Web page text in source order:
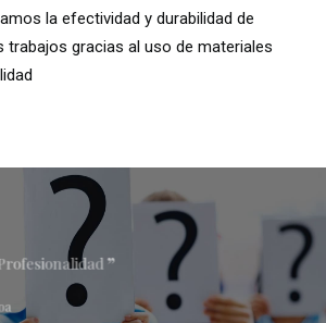
la efectividad y durabilidad de
trabajos gracias al uso de materiales
Recomendables 100%.
y rapidez. Lo mejor de todo
Calidad-precio-servicio